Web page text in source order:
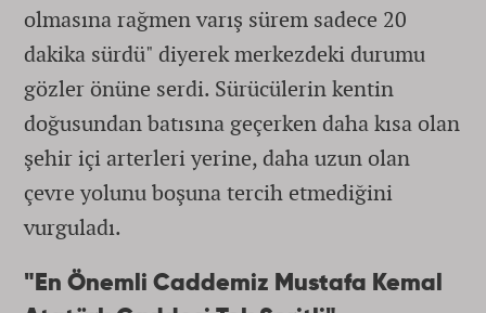
olmasına rağmen varış sürem sadece 20
dakika sürdü" diyerek merkezdeki durumu
gözler önüne serdi. Sürücülerin kentin
doğusundan batısına geçerken daha kısa olan
şehir içi arterleri yerine, daha uzun olan
çevre yolunu boşuna tercih etmediğini
vurguladı.
"En Önemli Caddemiz Mustafa Kemal